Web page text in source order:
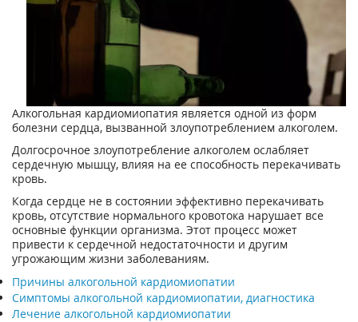
Алкогольная кардиомиопатия является одной из форм
болезни сердца, вызванной злоупотреблением алкоголем.
Долгосрочное злоупотребление алкоголем ослабляет
сердечную мышцу, влияя на ее способность перекачивать
кровь.
Когда сердце не в состоянии эффективно перекачивать
кровь, отсутствие нормального кровотока нарушает все
основные функции организма. Этот процесс может
привести к сердечной недостаточности и другим
угрожающим жизни заболеваниям.
Причины алкогольной кардиомиопатии
Симптомы алкогольной кардиомиопатии, диагностика
Лечение алкогольной кардиомиопатии